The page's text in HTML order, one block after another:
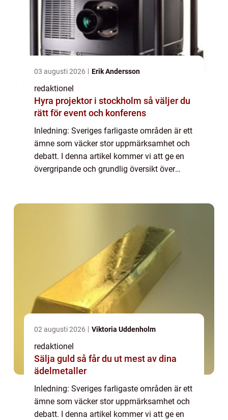
03 augusti 2026 Erik Andersson
redaktionel
Hyra projektor i stockholm så väljer du
rätt för event och konferens
Inledning: Sveriges farligaste områden är ett
ämne som väcker stor uppmärksamhet och
debatt. I denna artikel kommer vi att ge en
övergripande och grundlig översikt över
02 augusti 2026 Viktoria Uddenholm
redaktionel
Sälja guld så får du ut mest av dina
ädelmetaller
Inledning: Sveriges farligaste områden är ett
ämne som väcker stor uppmärksamhet och
debatt. I denna artikel kommer vi att ge en